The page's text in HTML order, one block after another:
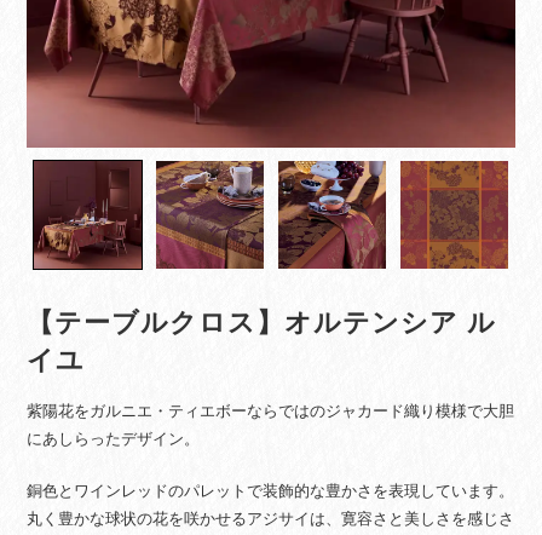
【テーブルクロス】オルテンシア ル
イユ
紫陽花をガルニエ・ティエボーならではのジャカード織り模様で大胆
にあしらったデザイン。
銅色とワインレッドのパレットで装飾的な豊かさを表現しています。
丸く豊かな球状の花を咲かせるアジサイは、寛容さと美しさを感じさ